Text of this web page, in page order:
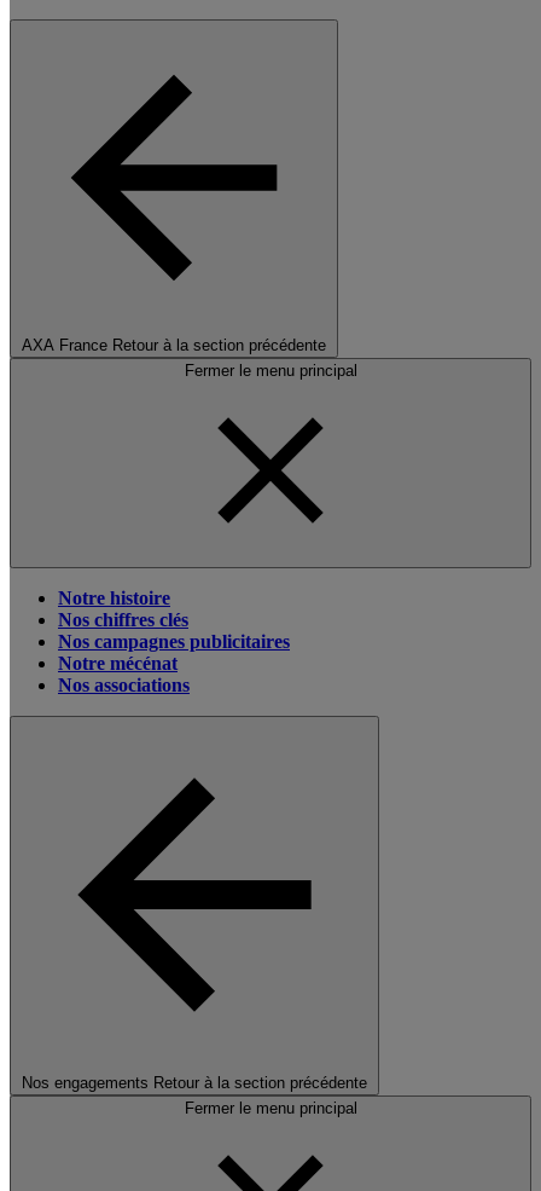
AXA France Retour à la section précédente
Fermer le menu principal
Notre histoire
Nos chiffres clés
Nos campagnes publicitaires
Notre mécénat
Nos associations
Nos engagements Retour à la section précédente
Fermer le menu principal